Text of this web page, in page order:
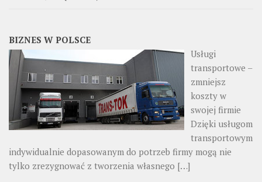
BIZNES W POLSCE
Usługi
transportowe –
zmniejsz
koszty w
swojej firmie
Dzięki usługom
transportowym
indywidualnie dopasowanym do potrzeb firmy mogą nie
tylko zrezygnować z tworzenia własnego […]